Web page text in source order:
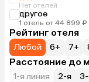
Нет отелей
другое
1 отель от 44 899 ₽
Рейтинг отеля
Любой 6+ 7+
Расстояние до
1-я линия 2-я